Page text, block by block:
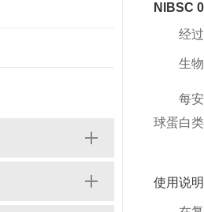
NIBSC
经
生
每
球蛋白
使用说